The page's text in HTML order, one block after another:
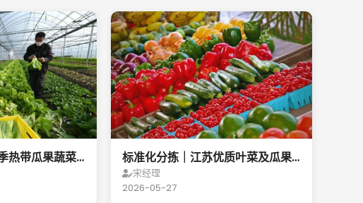
热带瓜果蔬菜
标准化分拣｜江苏优质叶菜及瓜果
蔬菜稳定供货合作
宋经理
2026-05-27